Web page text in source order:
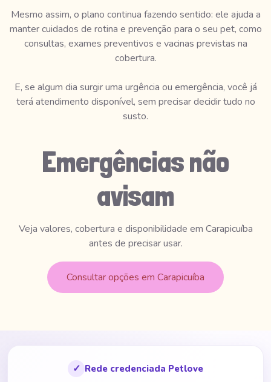
Mesmo assim, o plano continua fazendo sentido: ele ajuda a
manter cuidados de rotina e prevenção para o seu pet, como
consultas, exames preventivos e vacinas previstas na
cobertura.
E, se algum dia surgir uma urgência ou emergência, você já
terá atendimento disponível, sem precisar decidir tudo no
susto.
Emergências não
avisam
Veja valores, cobertura e disponibilidade em Carapicuíba
antes de precisar usar.
Consultar opções em Carapicuíba
✓ Rede credenciada Petlove